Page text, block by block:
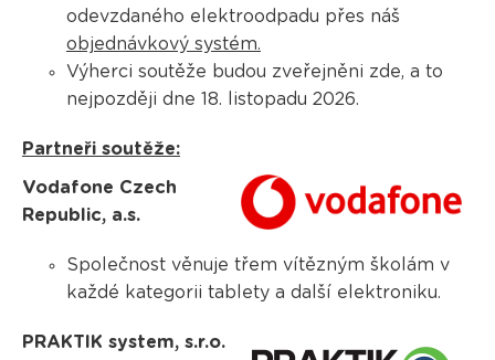
odevzdaného elektroodpadu přes náš
objednávkový systém.
Výherci soutěže budou zveřejněni zde, a to
nejpozději dne 18. listopadu 2026.
Partneři soutěže:
Vodafone Czech
Republic, a.s.
Společnost věnuje třem vítězným školám v
každé kategorii tablety a další elektroniku.
PRAKTIK system, s.r.o.